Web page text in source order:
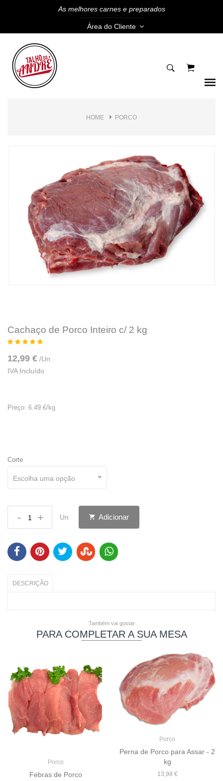
As melhores carnes e preparados
Área do Cliente
HOME PORCO
Cachaço de Porco Inteiro c/ 2 kg
12,99 € /Un
IVA Incluído
Preço: 6.49 €/kg
Corte
Escolha uma opção
- + Un Adicionar
DESCRIÇÃO
Também vai gostar
PARA COMPLETAR A SUA MESA
Porco
Febras de Porco
Porco
Perna de Porco para Assar - 2
kg
13,98 €